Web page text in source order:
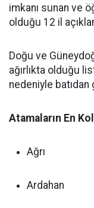
imkanı sunan ve
olduğu 12 il
Doğu ve
ağırlıkta olduğu
nedeniyle
Atamaların En
Ağrı
Ardahan